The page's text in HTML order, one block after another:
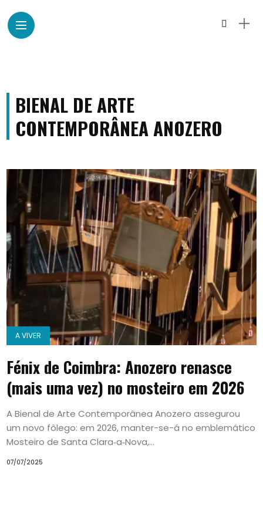
BIENAL DE ARTE
CONTEMPORÂNEA ANOZERO
A VIVER
Fénix de Coimbra: Anozero renasce
(mais uma vez) no mosteiro em 2026
A Bienal de Arte Contemporânea Anozero assegurou
um novo fôlego: em 2026, manter-se-á no emblemático
Mosteiro de Santa Clara‑a‑Nova,...
07/07/2025